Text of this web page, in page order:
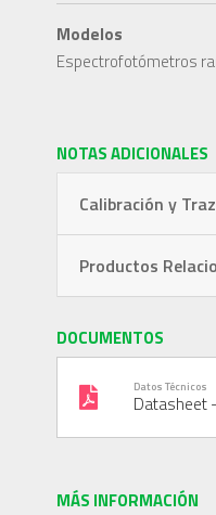
Modelos
Espectrofotómetros
NOTAS ADICIONALES
Calibración y
Productos
DOCUMENTOS
Datos Técnicos
Datasheet
MÁS INFORMACIÓN